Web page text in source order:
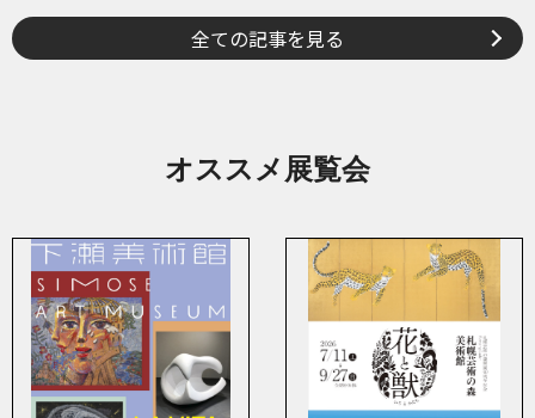
全ての記事を見る
オススメ展覧会